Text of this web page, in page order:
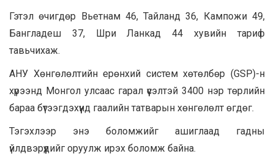
Гэтэл өчигдөр Вьетнам 46, Тайланд 36, Кампожи 49,
Бангладеш 37, Шри Ланкад 44 хувийн тариф
тавьчихаж.
АНУ Хөнгөлөлтийн ерөнхий систем хөтөлбөр (GSP)-н
хүрээнд Монгол улсаас гарал үүсэлтэй 3400 нэр төрлийн
бараа бүтээгдэхүүнд гаалийн татварын хөнгөлөлт өгдөг.
Тэгэхлээр энэ боломжийг ашиглаад гадны
үйлдвэрүүдийг оруулж ирэх боломж байна.